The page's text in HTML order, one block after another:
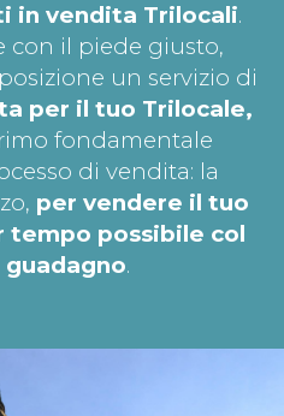
in vendita Trilocali.
con il piede giusto,
un servizio di
per il tuo Trilocale,
fondamentale
di vendita: la
per vendere il tuo
tempo possibile col
.